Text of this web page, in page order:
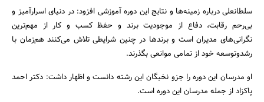
سلطانعلی درباره زمینه‌ها و نتایج این دوره آموزشی افزود: در دنیای اسرارآمیز و
بی‌رحم رقابت، دفاع از موجودیت برند و حفظ کسب و کار از مهم‌ترین
نگرانی‌های مدیران است و برندها در چنین شرایطی تلاش می‌کنند هم‌زمان با
رشدوتوسعه خود از تمامی موانعی بگذرند.
او مدرسان این دوره را جزو نخبگان این رشته دانست و اظهار داشت: دکتر احمد
پاکزاد از جمله مدرسان این دوره است.